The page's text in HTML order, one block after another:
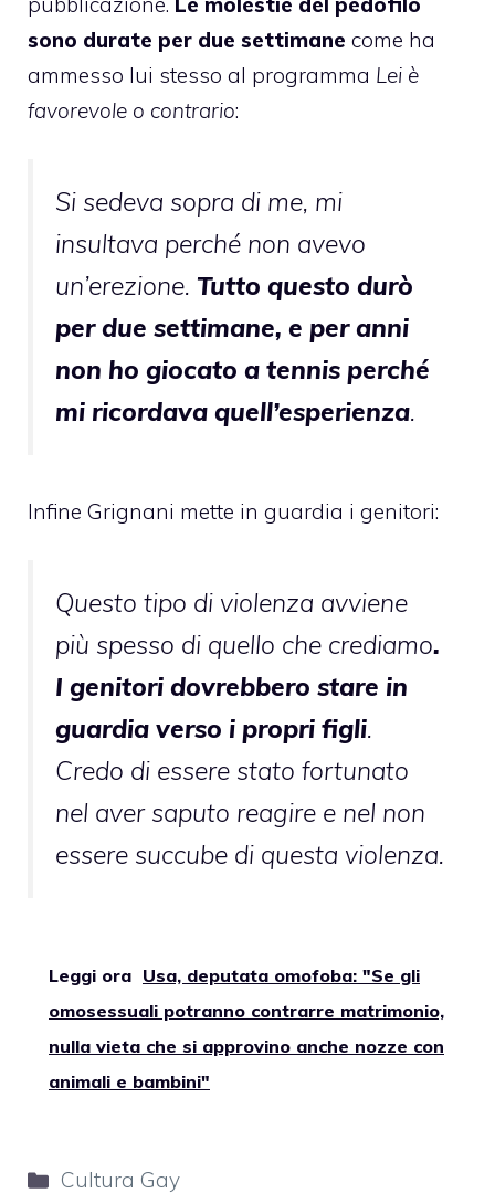
sono durate per due settimane come ha
ammesso lui stesso al programma Lei è
favorevole o contrario:
Si sedeva sopra di me, mi
insultava perché non avevo
un’erezione. Tutto questo durò
per due settimane, e per anni
non ho giocato a tennis perché
mi ricordava quell’esperienza.
Infine Grignani mette in guardia i genitori:
Questo tipo di violenza avviene
più spesso di quello che crediamo.
I genitori dovrebbero stare in
guardia verso i propri figli.
Credo di essere stato fortunato
nel aver saputo reagire e nel non
essere succube di questa violenza.
Leggi ora Usa, deputata omofoba: "Se gli
omosessuali potranno contrarre matrimonio,
nulla vieta che si approvino anche nozze con
animali e bambini"
Categorie
Cultura Gay